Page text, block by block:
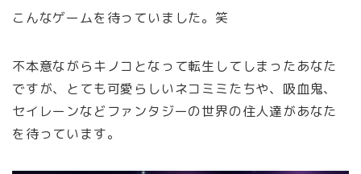
こんなゲームを待っていました。笑
不本意ながらキノコとなって転生してしまったあなた
ですが、とても可愛らしいネコミミたちや、吸血鬼、
セイレーンなどファンタジーの世界の住人達があなた
を待っています。